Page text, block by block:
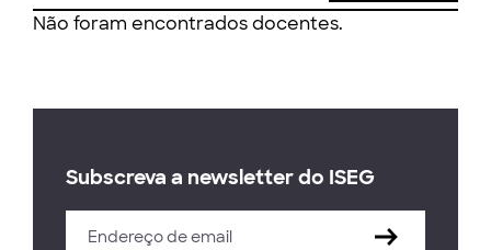
Não foram encontrados docentes.
Subscreva a newsletter do ISEG